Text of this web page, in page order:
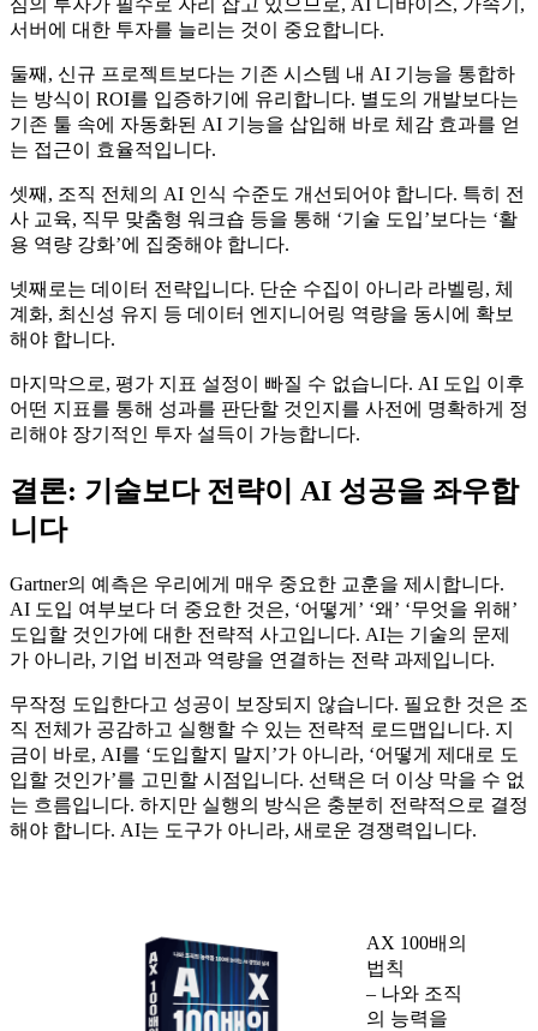
심의 투자가 필수로 자리 잡고 있으므로, AI 디바이스, 가속기,
서버에 대한 투자를 늘리는 것이 중요합니다.
둘째, 신규 프로젝트보다는 기존 시스템 내 AI 기능을 통합하
는 방식이 ROI를 입증하기에 유리합니다. 별도의 개발보다는
기존 툴 속에 자동화된 AI 기능을 삽입해 바로 체감 효과를 얻
는 접근이 효율적입니다.
셋째, 조직 전체의 AI 인식 수준도 개선되어야 합니다. 특히 전
사 교육, 직무 맞춤형 워크숍 등을 통해 ‘기술 도입’보다는 ‘활
용 역량 강화’에 집중해야 합니다.
넷째로는 데이터 전략입니다. 단순 수집이 아니라 라벨링, 체
계화, 최신성 유지 등 데이터 엔지니어링 역량을 동시에 확보
해야 합니다.
마지막으로, 평가 지표 설정이 빠질 수 없습니다. AI 도입 이후
어떤 지표를 통해 성과를 판단할 것인지를 사전에 명확하게 정
리해야 장기적인 투자 설득이 가능합니다.
결론: 기술보다 전략이 AI 성공을 좌우합
니다
Gartner의 예측은 우리에게 매우 중요한 교훈을 제시합니다.
AI 도입 여부보다 더 중요한 것은, ‘어떻게’ ‘왜’ ‘무엇을 위해’
도입할 것인가에 대한 전략적 사고입니다. AI는 기술의 문제
가 아니라, 기업 비전과 역량을 연결하는 전략 과제입니다.
무작정 도입한다고 성공이 보장되지 않습니다. 필요한 것은 조
직 전체가 공감하고 실행할 수 있는 전략적 로드맵입니다. 지
금이 바로, AI를 ‘도입할지 말지’가 아니라, ‘어떻게 제대로 도
입할 것인가’를 고민할 시점입니다. 선택은 더 이상 막을 수 없
는 흐름입니다. 하지만 실행의 방식은 충분히 전략적으로 결정
해야 합니다. AI는 도구가 아니라, 새로운 경쟁력입니다.
AX 100배의
법칙
– 나와 조직
의 능력을